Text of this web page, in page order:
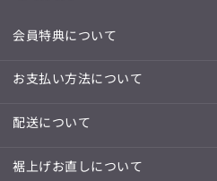
会員特典について
お支払い方法について
配送について
裾上げお直しについて